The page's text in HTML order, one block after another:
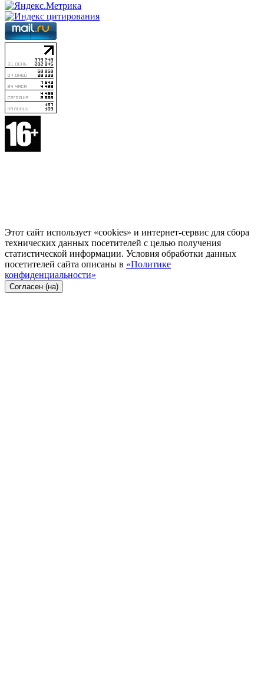
Этот сайт использует «cookies» и интернет-сервис для сбора
технических данных посетителей с целью получения
статистической информации. Условия обработки данных
посетителей сайта описаны в «Политике
конфиденциальности»
Согласен (на)